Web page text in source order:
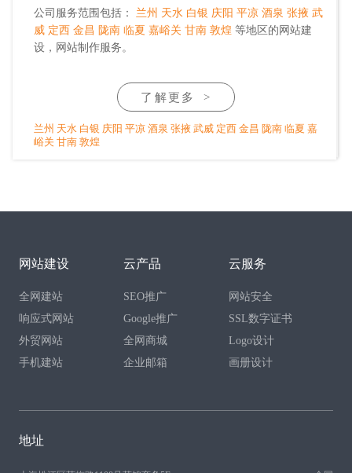
公司服务范围包括： 兰州 天水 白银 庆阳 平凉 酒泉 张掖 武
威 定西 金昌 陇南 临夏 嘉峪关 甘南 敦煌 等地区的网站建
设，网站制作服务。
了解更多 >
兰州 天水 白银 庆阳 平凉 酒泉 张掖 武威 定西 金昌 陇南 临夏 嘉
峪关 甘南 敦煌
网站建设
全网建站
响应式网站
外贸网站
手机建站
云产品
SEO推广
Google推广
全网商城
企业邮箱
云服务
网站安全
SSL数字证书
Logo设计
画册设计
地址